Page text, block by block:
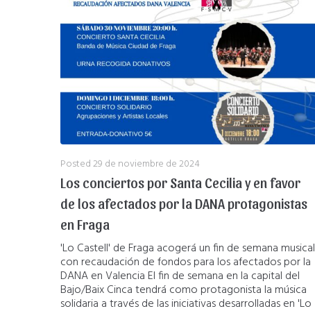
Posted29 de noviembre de 2024
Los conciertos por Santa Cecilia y en favor
de los afectados por la DANA protagonistas
en Fraga
'Lo Castell' de Fraga acogerá un fin de semana musical
con recaudación de fondos para los afectados por la
DANA en Valencia El fin de semana en la capital del
Bajo/Baix Cinca tendrá como protagonista la música
solidaria a través de las iniciativas desarrolladas en 'Lo